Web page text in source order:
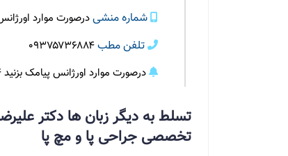
شماره منشیدرصورت موارد اورژانس پیامک بزنید
تلفن مطب
درصورت موارد اورژانس پیامک بزنید 09375736884، تایم انتظار دو ساعت می باشد
تسلط به دیگر زبان ها دکتر
تخصصی جراحی پا و مچ پا